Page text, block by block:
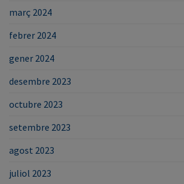
març 2024
febrer 2024
gener 2024
desembre 2023
octubre 2023
setembre 2023
agost 2023
juliol 2023